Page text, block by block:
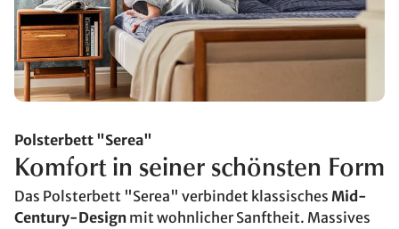
Polsterbett "Serea"
Komfort in seiner schönsten Form
Das Polsterbett "Serea" verbindet klassisches Mid-
Century-Design mit wohnlicher Sanftheit. Massives